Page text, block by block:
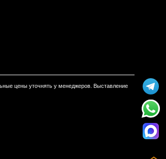
цены уточнять у менеджеров. Выставление